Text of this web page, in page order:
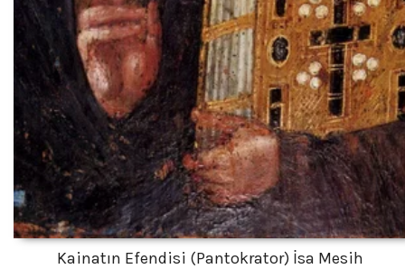
Kainatın Efendisi (Pantokrator) İsa Mesih